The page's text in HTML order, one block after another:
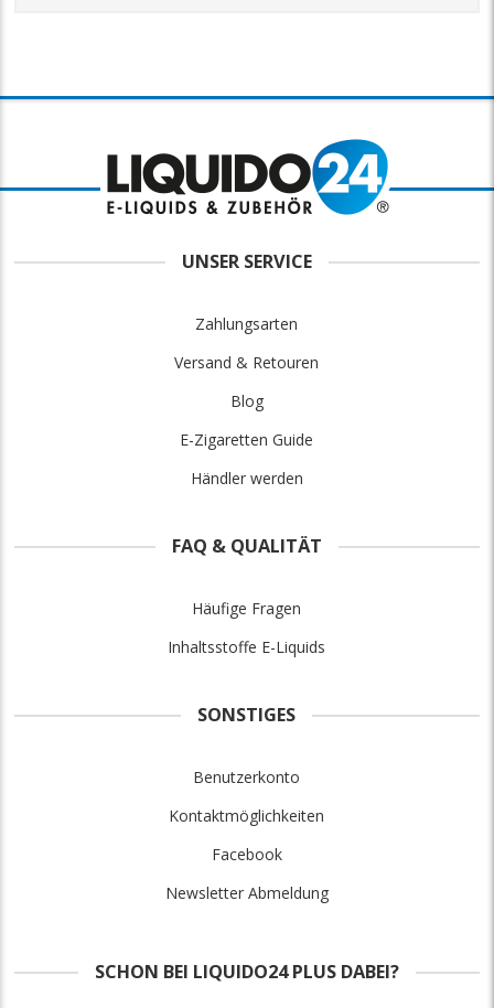
UNSER SERVICE
Zahlungsarten
Versand & Retouren
Blog
E-Zigaretten Guide
Händler werden
FAQ & QUALITÄT
Häufige Fragen
Inhaltsstoffe E-Liquids
SONSTIGES
Benutzerkonto
Kontaktmöglichkeiten
Facebook
Newsletter Abmeldung
SCHON BEI LIQUIDO24 PLUS DABEI?